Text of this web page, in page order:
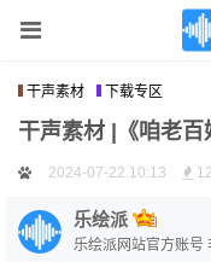
干声素材 下载专区
干声素材 |《咱老
2024-07-22 10:13
乐绘派
乐绘派网站官方账号